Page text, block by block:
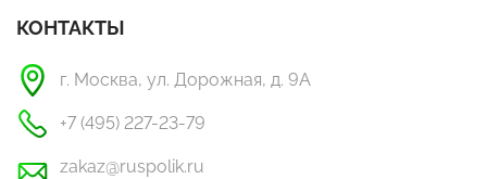
КОНТАКТЫ
г. Москва, ул. Дорожная, д. 9А
+7 (495) 227-23-79
zakaz@ruspolik.ru